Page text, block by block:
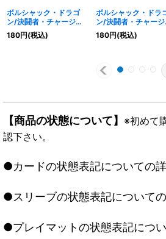
ボルシャック・ドラゴ
ン/決闘者・チャージャ
ー【U】
{24EX270/100}《火》
180円(税込)
ボルシャック・ドラ
ン/決闘者・チャージ
ー【R】{25BD111/17}
《火》
180円(税込)
【商品の状態について】 ※初めて
認下さい。
●カードの状態表記についての
●スリーブの状態表記について
●プレイマットの状態表記につ